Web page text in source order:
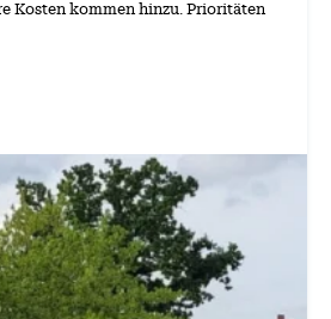
Kosten kommen hinzu. Prioritäten